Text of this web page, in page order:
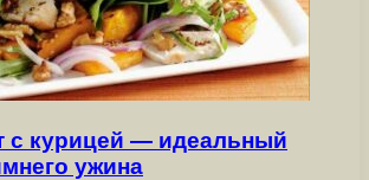
с курицей — идеальный
ужина